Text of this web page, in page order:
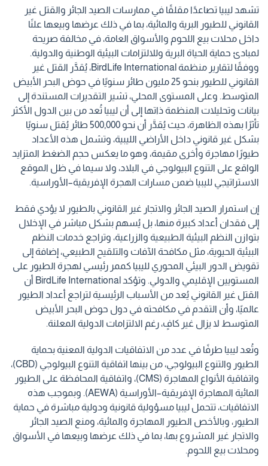
تشهد ليبيا تصاعدًا مقلقًا في ممارسات الصيد الجائر والقتل غير
القانوني للطيور البرية والمائية، بما في ذلك عرضها وبيعها علنًا
داخل محلات بيع اللحوم والأسواق العامة، في مخالفة صريحة
لمبادئ حماية الحياة البرية وللالتزامات البيئية الوطنية والدولية.
ووفقًا لتقارير منظمة BirdLife International، يُقدَّر القتل غير
القانوني للطيور بنحو 25 مليون طائر سنويًا في حوض البحر الأبيض
المتوسط. وعلى المستوى المحلي، تشير التقديرات المستندة إلى
بيانات وتحليلات المنظمة ذاتها إلى أن ليبيا تُعد من بين الدول الأكثر
تأثرًا بهذه الظاهرة، حيث يُقدَّر أن نحو 500,000 طائر يُقتل سنويًا
بشكل غير قانوني داخل الأراضي الليبية، وتشمل هذه الأعداد
طيورًا مهاجرة وأخرى مقيمة، وهو ما يعكس حجم الضغط المتزايد
الواقع على التنوع البيولوجي في البلاد، ولا سيما في ظل الموقع
الاستراتيجي لليبيا ضمن مسارات الهجرة الإفريقية–الأوراسية.
إن استمرار الصيد الجائر والاتجار غير القانوني بالطيور لا يؤدي فقط
إلى فقدان أعداد كبيرة منها، بل يُسهم بشكل مباشر في الإخلال
بتوازن النظم البيئية الطبيعية والزراعية، وتراجع خدمات النظم
البيئية الحيوية، مثل مكافحة الآفات والتلقيح الطبيعي، إضافة إلى
تقويض الدور البيئي المحوري لليبيا كممر رئيسي لهجرة الطيور على
المستويين الإقليمي والدولي. وتؤكد BirdLife International أن
القتل غير القانوني يُعد من الأسباب الرئيسية لتراجع أعداد الطيور
عالميًا، وأن التقدم في مكافحته في دول حوض البحر الأبيض
المتوسط لا يزال غير كافٍ، رغم الالتزامات الدولية المعلنة.
وتُعد ليبيا طرفًا في عدد من الاتفاقيات الدولية المعنية بحماية
الطيور والتنوع البيولوجي، من بينها اتفاقية التنوع البيولوجي (CBD)،
واتفاقية الأنواع المهاجرة (CMS)، واتفاقية المحافظة على الطيور
المائية المهاجرة الإفريقية–الأوراسية (AEWA). وبموجب هذه
الاتفاقيات، تتحمل ليبيا مسؤولية قانونية ودولية مباشرة في حماية
الطيور، وبالأخص الطيور المهاجرة والمائية، ومنع الصيد الجائر
والاتجار غير المشروع بها، بما في ذلك عرضها وبيعها في الأسواق
ومحلات بيع اللحوم.